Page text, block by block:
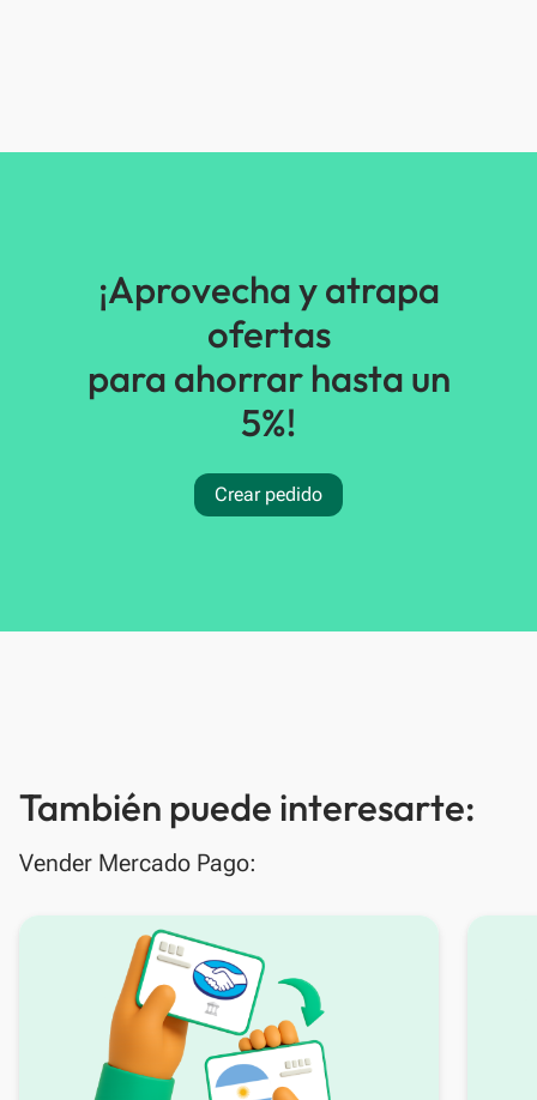
¡Aprovecha y atrapa
ofertas
para ahorrar hasta un
5%!
Crear pedido
También puede interesarte:
Vender Mercado Pago: